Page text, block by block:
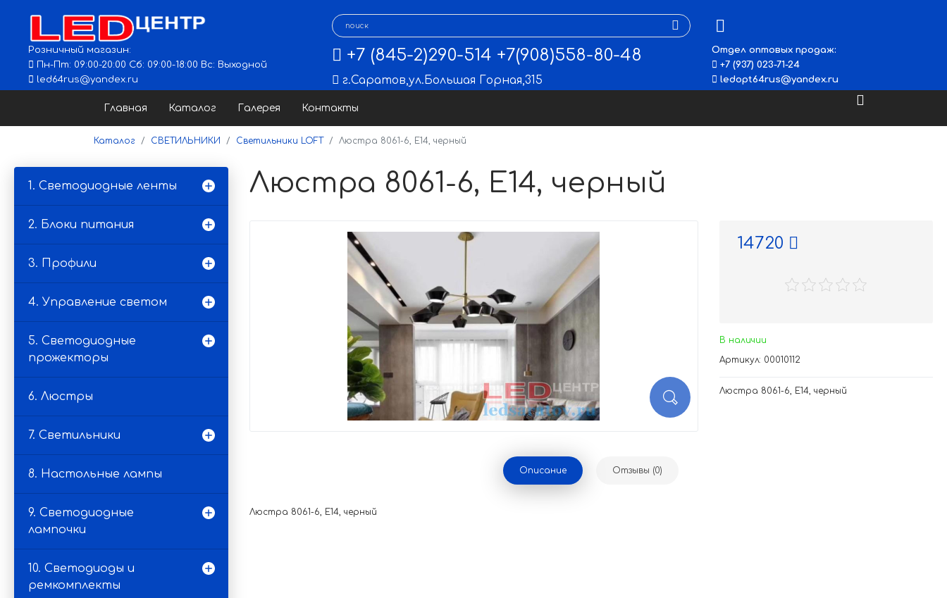
Розничный магазин:
Пн-Пт: 09:00-20:00 Сб: 09:00-18:00 Вс: Выходной
led64rus@yandex.ru
+7 (845-2)290-514 +7(908)558-80-48
г.Саратов,ул.Большая Горная,315
Отдел оптовых продаж:
+7 (937) 023-71-24
ledopt64rus@yandex.ru
Главная Каталог Галерея Контакты
Каталог СВЕТИЛЬНИКИ Светильники LOFT Люстра 8061-6, E14, черный
1. Светодиодные ленты
2. Блоки питания
3. Профили
4. Управление светом
5. Светодиодные
прожекторы
6. Люстры
7. Светильники
8. Настольные лампы
9. Светодиодные
лампочки
10. Светодиоды и
ремкомплекты
Люстра 8061-6, E14, черный
14720
В наличии
Артикул: 00010112
Люстра 8061-6, E14, черный
Описание Отзывы (0)
Люстра 8061-6, E14, черный